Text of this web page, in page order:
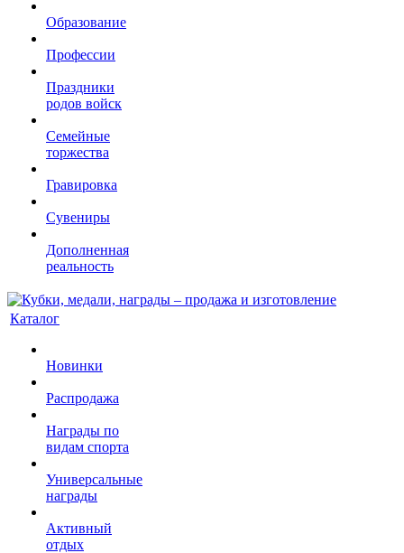
Образование
Профессии
Праздники
родов войск
Семейные
торжества
Гравировка
Сувениры
Дополненная
реальность
Каталог
Новинки
Распродажа
Награды по
видам спорта
Универсальные
награды
Активный
отдых